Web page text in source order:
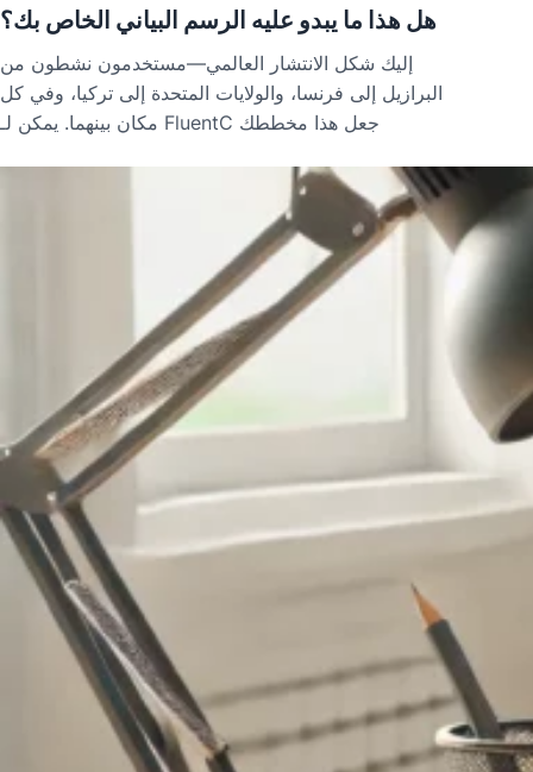
هل هذا ما يبدو عليه الرسم البياني الخاص بك؟
إليك شكل الانتشار العالمي—مستخدمون نشطون من
البرازيل إلى فرنسا، والولايات المتحدة إلى تركيا، وفي كل
مكان بينهما. يمكن لـ FluentC جعل هذا مخططك